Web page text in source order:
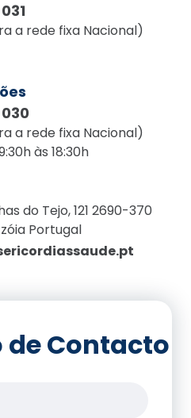
a rede fixa Nacional)
030
a rede fixa Nacional)
às 18:30h
do Tejo, 121 2690-370
Portugal
Contacto